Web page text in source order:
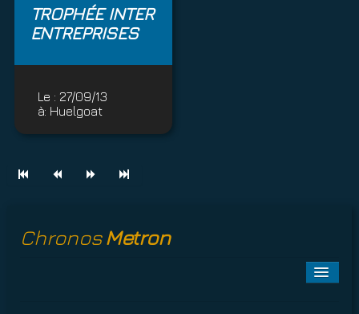
TROPHÉE INTER
ENTREPRISES
Le : 27/09/13
à: Huelgoat
Chronos Metron
Toggle